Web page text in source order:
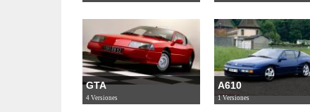
GTA
4 Versiones
A610
1 Versiones